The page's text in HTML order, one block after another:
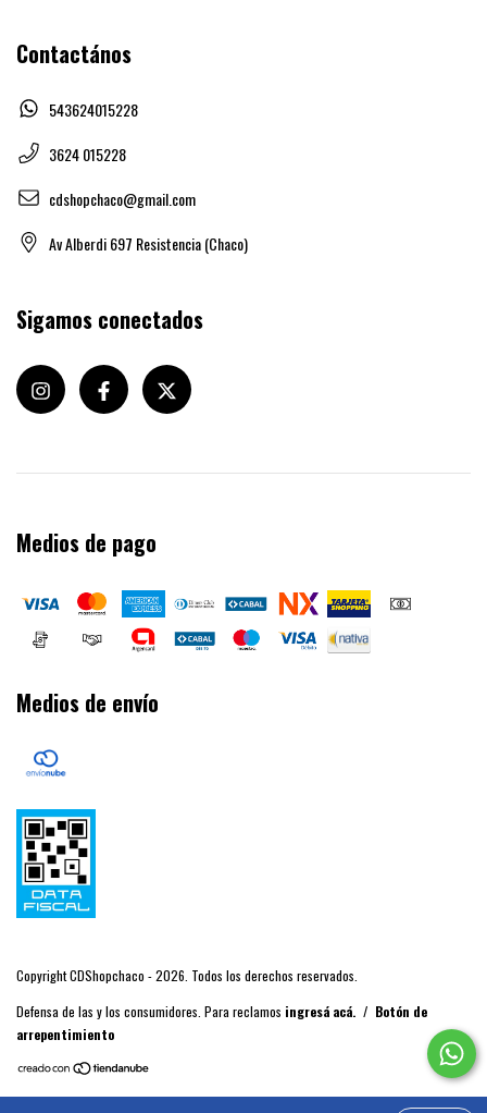
Contactános
543624015228
3624 015228
cdshopchaco@gmail.com
Av Alberdi 697 Resistencia (Chaco)
Sigamos conectados
Medios de pago
Medios de envío
Copyright CDShopchaco - 2026. Todos los derechos reservados.
Defensa de las y los consumidores. Para reclamos ingresá acá. / Botón de
arrepentimiento